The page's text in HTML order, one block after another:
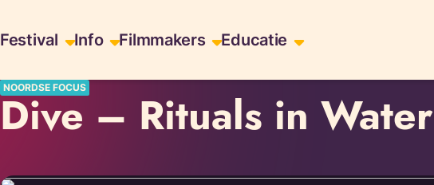
Festival Info Filmmakers Educatie
NOORDSE FOCUS
Dive – Rituals in Water